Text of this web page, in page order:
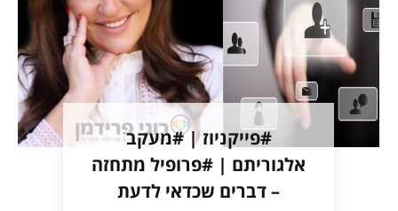
#פייקניוז | #מעקב
אלגוריתם | #פרופיל מתחזה
– דברים שכדאי לדעת